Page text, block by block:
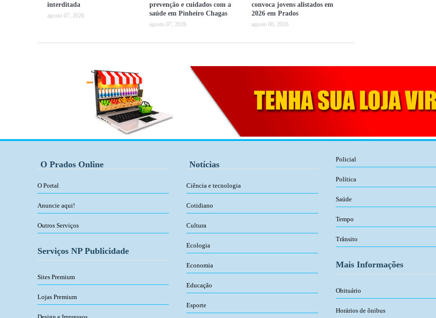
interditada
agosto 07, 2026
prevenção e cuidados com a
saúde em Pinheiro Chagas
agosto 07, 2026
convoca jovens alistados em
2026 em Prados
agosto 06, 2026
O Prados Online
O Portal
Anuncie aqui!
Outros Serviços
Serviços NP Publicidade
Sites Premium
Lojas Premium
Notícias
Ciência e tecnologia
Cotidiano
Cultura
Ecologia
Economia
Educação
Esporte
Policial
Política
Saúde
Tempo
Trânsito
Mais Informações
Obituário
Horários de ônibus